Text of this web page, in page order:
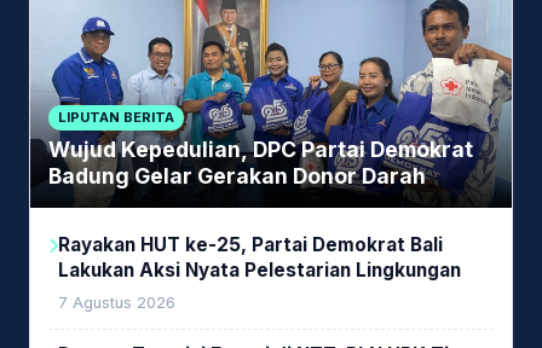
LIPUTAN BERITA
Wujud Kepedulian, DPC Partai Demokrat
Badung Gelar Gerakan Donor Darah
Rayakan HUT ke-25, Partai Demokrat Bali
Lakukan Aksi Nyata Pelestarian Lingkungan
7 Agustus 2026